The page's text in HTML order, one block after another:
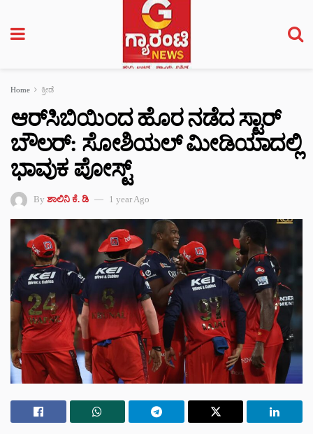
Home ಕ್ರೀಡೆ
ಆರ್‌ಸಿಬಿಯಿಂದ ಹೊರ ನಡೆದ ಸ್ಟಾರ್
ಬೌಲರ್‌: ಸೋಶಿಯಲ್ ಮೀಡಿಯಾದಲ್ಲಿ
ಭಾವುಕ ಪೋಸ್ಟ್
By ಶಾಲಿನಿ ಕೆ. ಡಿ 1 year Ago